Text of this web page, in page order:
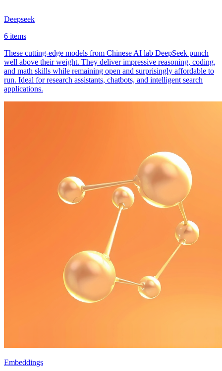
Deepseek
6 items
These cutting-edge models from Chinese AI lab DeepSeek punch
well above their weight. They deliver impressive reasoning, coding,
and math skills while remaining open and surprisingly affordable to
run. Ideal for research assistants, chatbots, and intelligent search
applications.
Embeddings